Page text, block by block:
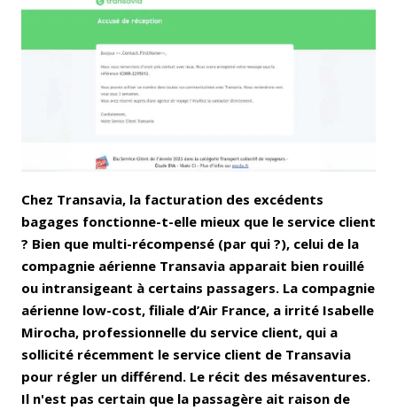
Email Facebook LinkedIn
Bluesky Whatsapp
Chez Transavia, la facturation des excédents
bagages fonctionne-t-elle mieux que le service client
? Bien que multi-récompensé (par qui ?), celui de la
compagnie aérienne Transavia apparait bien rouillé
ou intransigeant à certains passagers. La compagnie
aérienne low-cost, filiale d’Air France, a irrité Isabelle
Mirocha, professionnelle du service client, qui a
sollicité récemment le service client de Transavia
pour régler un différend. Le récit des mésaventures.
Il n'est pas certain que la passagère ait raison de